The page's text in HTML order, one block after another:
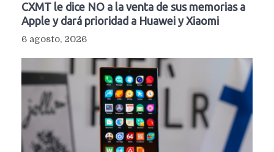
CXMT le dice NO a la venta de sus memorias a
Apple y dará prioridad a Huawei y Xiaomi
6 agosto, 2026